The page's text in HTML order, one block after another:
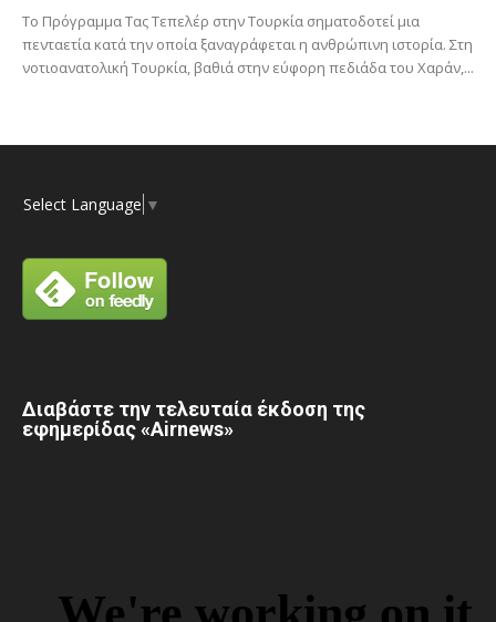
Το Πρόγραμμα Τας Τεπελέρ στην Τουρκία σηματοδοτεί μια
πενταετία κατά την οποία ξαναγράφεται η ανθρώπινη ιστορία. Στη
νοτιοανατολική Τουρκία, βαθιά στην εύφορη πεδιάδα του Χαράν,...
Select Language ▼
Διαβάστε την τελευταία έκδοση της
εφημερίδας «Airnews»